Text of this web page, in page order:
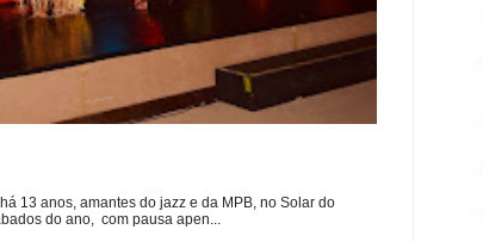
13 anos, amantes do jazz e da MPB, no Solar do
do ano, com pausa apen...